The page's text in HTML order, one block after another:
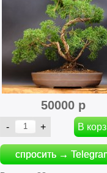
50000 р
спросить →